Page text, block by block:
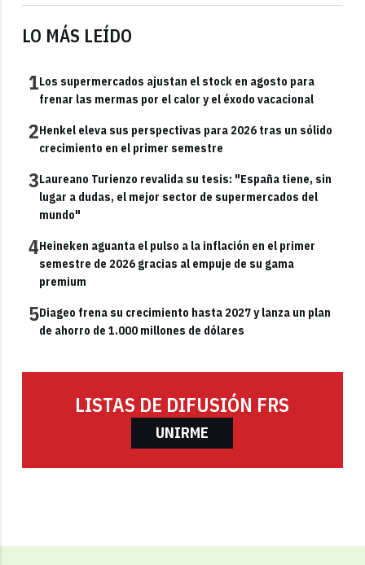
LO MÁS LEÍDO
1Los supermercados ajustan el stock en agosto para
frenar las mermas por el calor y el éxodo vacacional
2Henkel eleva sus perspectivas para 2026 tras un sólido
crecimiento en el primer semestre
3Laureano Turienzo revalida su tesis: "España tiene, sin
lugar a dudas, el mejor sector de supermercados del
mundo"
4Heineken aguanta el pulso a la inflación en el primer
semestre de 2026 gracias al empuje de su gama
premium
5Diageo frena su crecimiento hasta 2027 y lanza un plan
de ahorro de 1.000 millones de dólares
LISTAS DE DIFUSIÓN FRS
UNIRME